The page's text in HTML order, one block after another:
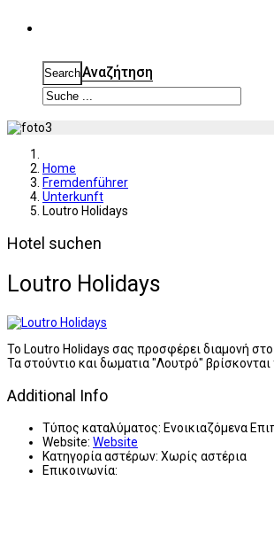
SearchΑναζήτηση
Home
Fremdenführer
Unterkunft
Loutro Holidays
Hotel suchen
Loutro Holidays
To Loutro Holidays σας προσφέρει διαμονή
Τα στούντιο και δωματια "Λουτρό"
Additional Info
Τύπος καταλύματος: Ενοικιαζόμενα
Website: Website
Κατηγορία αστέρων: Χωρίς αστέρια
Επικοινωνία: